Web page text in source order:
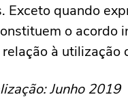
Exceto quando
o acordo
à utilização
Junho 2019